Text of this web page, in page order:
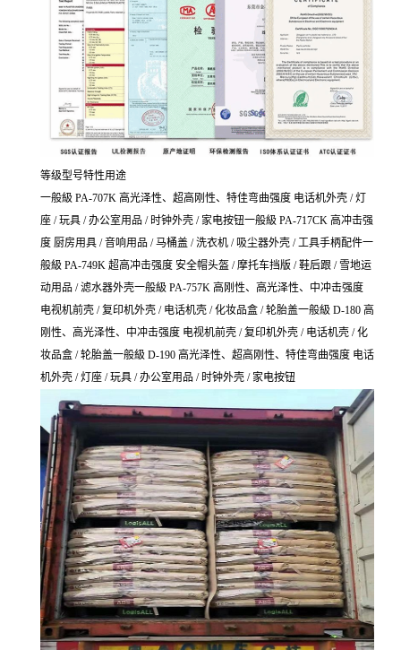
等级型号特性用途
一般級 PA-707K 高光泽性、超高刚性、特佳弯曲强度 电话机外壳 / 灯
座 / 玩具 / 办公室用品 / 时钟外壳 / 家电按钮一般級 PA-717CK 高冲击强
度 厨房用具 / 音响用品 / 马桶盖 / 洗衣机 / 吸尘器外壳 / 工具手柄配件一
般級 PA-749K 超高冲击强度 安全帽头盔 / 摩托车挡版 / 鞋后跟 / 雪地运
动用品 / 滤水器外壳一般級 PA-757K 高刚性、高光泽性、中冲击强度
电视机前壳 / 复印机外壳 / 电话机壳 / 化妆品盒 / 轮胎盖一般級 D-180 高
刚性、高光泽性、中冲击强度 电视机前壳 / 复印机外壳 / 电话机壳 / 化
妆品盒 / 轮胎盖一般級 D-190 高光泽性、超高刚性、特佳弯曲强度 电话
机外壳 / 灯座 / 玩具 / 办公室用品 / 时钟外壳 / 家电按钮